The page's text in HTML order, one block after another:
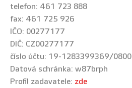
telefon: 461 723 888
fax: 461 725 926
IČO: 00277177
DIČ: CZ00277177
číslo účtu: 19-1283399369/0800
Datová schránka: w87brph
Profil zadavatele: zde